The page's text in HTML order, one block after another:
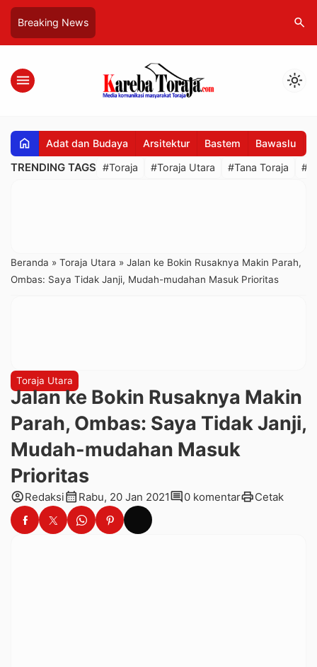
Breaking News search
menu light_mode
home Adat dan Budaya Arsitektur Bastem Bawaslu
TRENDING TAGS #Toraja #Toraja Utara #Tana Toraja
Beranda » Toraja Utara » Jalan ke Bokin Rusaknya Makin Parah,
Ombas: Saya Tidak Janji, Mudah-mudahan Masuk Prioritas
Toraja Utara
Jalan ke Bokin Rusaknya Makin
Parah, Ombas: Saya Tidak Janji,
Mudah-mudahan Masuk
Prioritas
account_circleRedaksicalendar_month Rabu, 20 Jan 2021comment0 komentarprintCetak